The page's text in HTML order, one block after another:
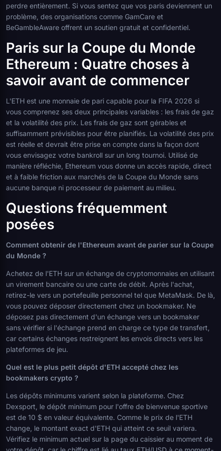
perdre entièrement. Si vous sentez que vos paris deviennent un
problème, des organisations comme GamCare et
BeGambleAware offrent un soutien gratuit et confidentiel.
Paris sur la Coupe du Monde
Ethereum : Quatre choses à
savoir avant de commencer
L'ETH est une monnaie de pari capable pour la FIFA 2026 si
vous comprenez ses deux principales variables : les frais de gaz
et la volatilité des prix. Les frais de gaz sont gérables et
suffisamment prévisibles pour être planifiés. La volatilité des prix
est réelle et devrait être prise en compte dans la façon dont
vous envisagez votre bankroll sur un long tournoi. Utilisé de
manière réfléchie, Ethereum vous donne un accès rapide, direct
et à faible friction aux marchés de la Coupe du Monde sans
aucune banque ni processeur de paiement au milieu.
Questions fréquemment
posées
Comment obtenir de l'Ethereum avant de parier sur la Coupe
du Monde ?
Achetez de l'ETH sur un échange de cryptomonnaies en utilisant
un virement bancaire ou une carte de débit. Après l'achat,
retirez-le vers un portefeuille personnel tel que MetaMask. De là,
vous pouvez déposer directement chez un bookmaker. Ne
déposez pas directement d'un échange vers un bookmaker
sans vérifier si l'échange prend en charge ce type de transfert,
car certains échanges restreignent les envois directs vers les
plateformes de jeu.
Quel est le plus petit dépôt d'ETH accepté chez les
bookmakers crypto ?
Les dépôts minimums varient selon la plateforme. Chez
Dexsport, le dépôt minimum pour l'offre de bienvenue sportive
est de 10 $ en valeur équivalente. Comme le prix de l'ETH
change, le montant exact d'ETH qui atteint ce seuil variera.
Vérifiez le minimum actuel sur la page du caissier au moment de